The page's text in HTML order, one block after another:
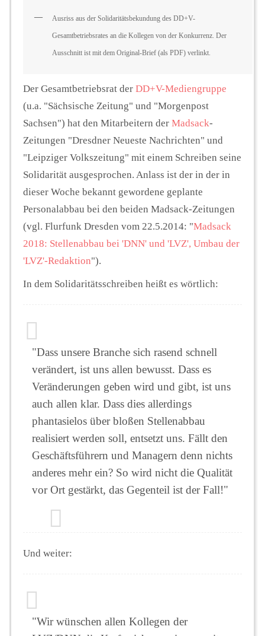
Unterstützen
Ausriss aus der Solidaritätsbekundung des DD+V-
Gesamtbetriebsrates an die Kollegen von der Konkurrenz. Der
Ausschnitt ist mit dem Original-Brief (als PDF) verlinkt.
Der Gesamtbetriebsrat der DD+V-Mediengruppe
(u.a. "Sächsische Zeitung" und "Morgenpost
Sachsen") hat den Mitarbeitern der Madsack-
Zeitungen "Dresdner Neueste Nachrichten" und
"Leipziger Volkszeitung" mit einem Schreiben seine
Solidarität ausgesprochen. Anlass ist der in der in
dieser Woche bekannt gewordene geplante
Personalabbau bei den beiden Madsack-Zeitungen
(vgl. Flurfunk Dresden vom 22.5.2014: "Madsack
2018: Stellenabbau bei 'DNN' und 'LVZ', Umbau der
'LVZ'-Redaktion").
In dem Solidaritätsschreiben heißt es wörtlich:
"Dass unsere Branche sich rasend schnell
verändert, ist uns allen bewusst. Dass es
Veränderungen geben wird und gibt, ist uns
auch allen klar. Dass dies allerdings
phantasielos über bloßen Stellenabbau
realisiert werden soll, entsetzt uns. Fällt den
Geschäftsführern und Managern denn nichts
anderes mehr ein? So wird nicht die Qualität
vor Ort gestärkt, das Gegenteil ist der Fall!"
Und weiter:
"Wir wünschen allen Kollegen der